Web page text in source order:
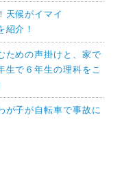
天候がイマイ
介！
ための声掛けと、家で
生で６年生の理科をこ
が子が自転車で事故に